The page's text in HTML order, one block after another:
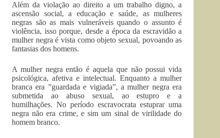
Além da violação ao direito a um trabalho digno, a
ascensão social, a educação e saúde, as mulheres
negras são as mais vulneráveis quando o assunto é
violência, isso porque, desde a época da escravidão a
mulher negra é vista como objeto sexual, povoando as
fantasias dos homens.
A mulher negra então é aquela que não possui vida
psicológica, afetiva e intelectual. Enquanto a mulher
branca era ”guardada e vigiada”, a mulher negra era
submetida ao abuso sexual, ao estupro e a
humilhações. No período escravocrata estuprar uma
negra não era crime, e sim um sinal de virilidade do
homem branco.